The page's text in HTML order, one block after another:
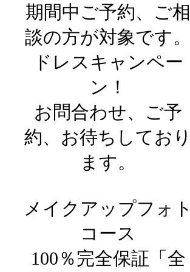
期間中ご予約、ご相
談の方が対象です。
ドレスキャンペー
ン！
お問合わせ、ご予
約、お待ちしており
ます。
メイクアップフォト
コース
100％完全保証「全